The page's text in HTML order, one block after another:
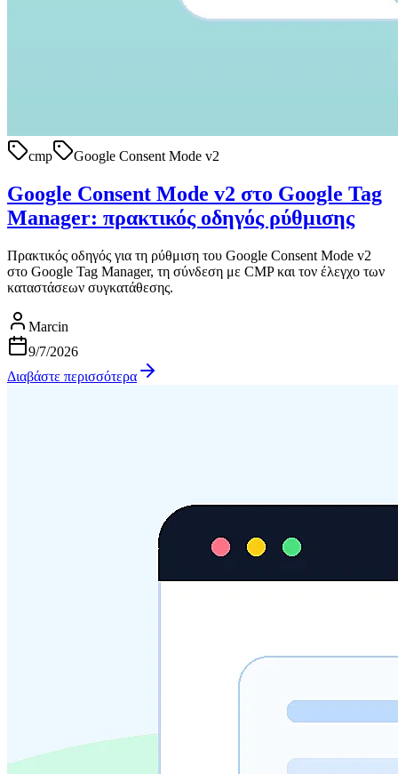
cmp Google Consent Mode v2
Google Consent Mode v2 στο Google Tag
Manager: πρακτικός οδηγός ρύθμισης
Πρακτικός οδηγός για τη ρύθμιση του Google Consent Mode v2
στο Google Tag Manager, τη σύνδεση με CMP και τον έλεγχο των
καταστάσεων συγκατάθεσης.
Marcin
9/7/2026
Διαβάστε περισσότερα